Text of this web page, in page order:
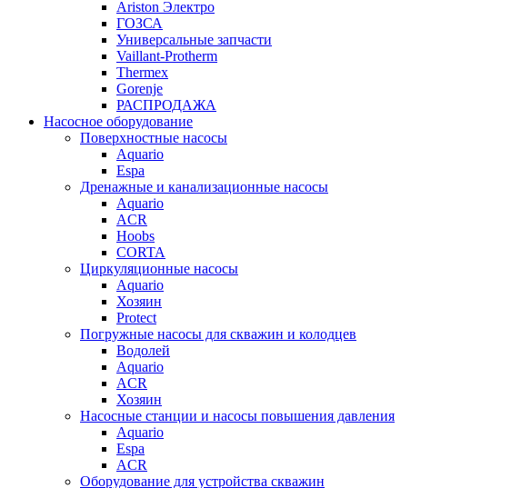
Ariston Электро
ГОЗСА
Универсальные запчасти
Vaillant-Protherm
Thermex
Gorenje
РАСПРОДАЖА
Насосное оборудование
Поверхностные насосы
Aquario
Espa
Дренажные и канализационные насосы
Aquario
ACR
Hoobs
CORTA
Циркуляционные насосы
Aquario
Хозяин
Protect
Погружные насосы для скважин и колодцев
Водолей
Aquario
ACR
Хозяин
Насосные станции и насосы повышения давления
Aquario
Espa
ACR
Оборудование для устройства скважин